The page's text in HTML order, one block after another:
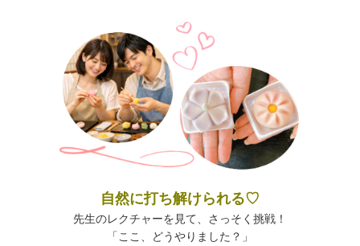
自然に打ち解けられる♡
先生のレクチャーを見て、さっそく挑戦！
「ここ、どうやりました？」